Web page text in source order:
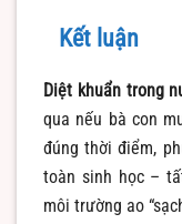
Kết luận
Diệt khuẩn trong
qua nếu bà con
đúng thời điểm,
toàn sinh học –
môi trường ao